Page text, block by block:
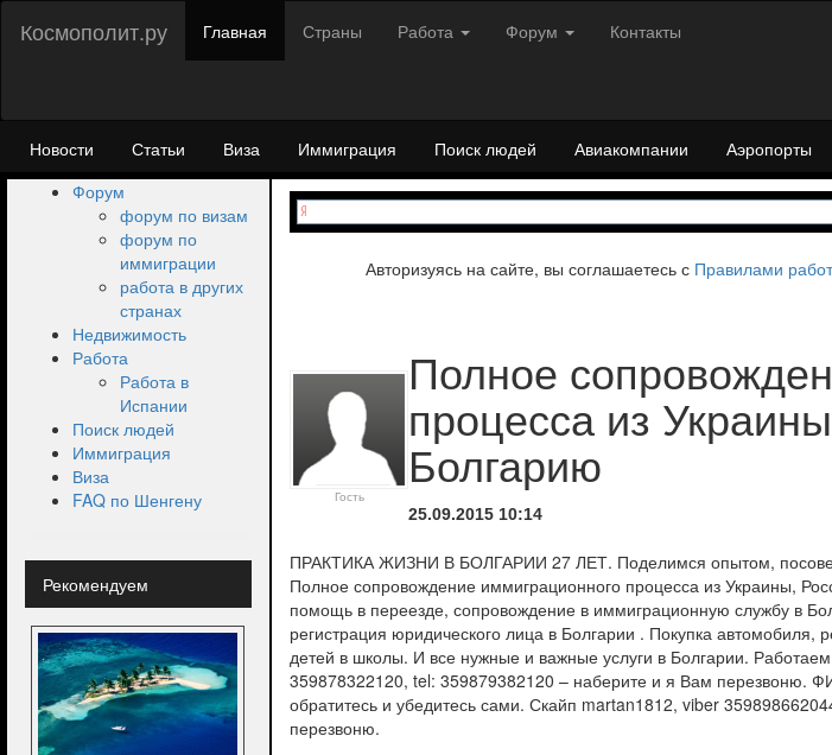
Космополит.ру Главная Страны Работа Форум Контакты
Новости Статьи Виза Иммиграция Поиск людей Авиакомпании
Аэропорты
Форум
форум по визам
форум по
иммиграции
работа в других
странах
Недвижимость
Работа
Работа в
Испании
Поиск людей
Иммиграция
Виза
FAQ по Шенгену
Рекомендуем
Авторизуясь на сайте, вы соглашаетесь с Правилами
Гость
Полное
процесса из
Болгарию
25.09.2015 10:14
ПРАКТИКА ЖИЗНИ В БОЛГАРИИ 27 ЛЕТ. Поделимся опытом,
Полное сопровождение иммиграционного процесса из Украины,
помощь в переезде, сопровождение в иммиграционную службу в
регистрация юридического лица в Болгарии . Покупка автомобиля,
детей в школы. И все нужные и важные услуги в Болгарии.
359878322120, tel: 359879382120 – наберите и я Вам
обратитесь и убедитесь сами. Скайп martan1812, viber
перезвоню.